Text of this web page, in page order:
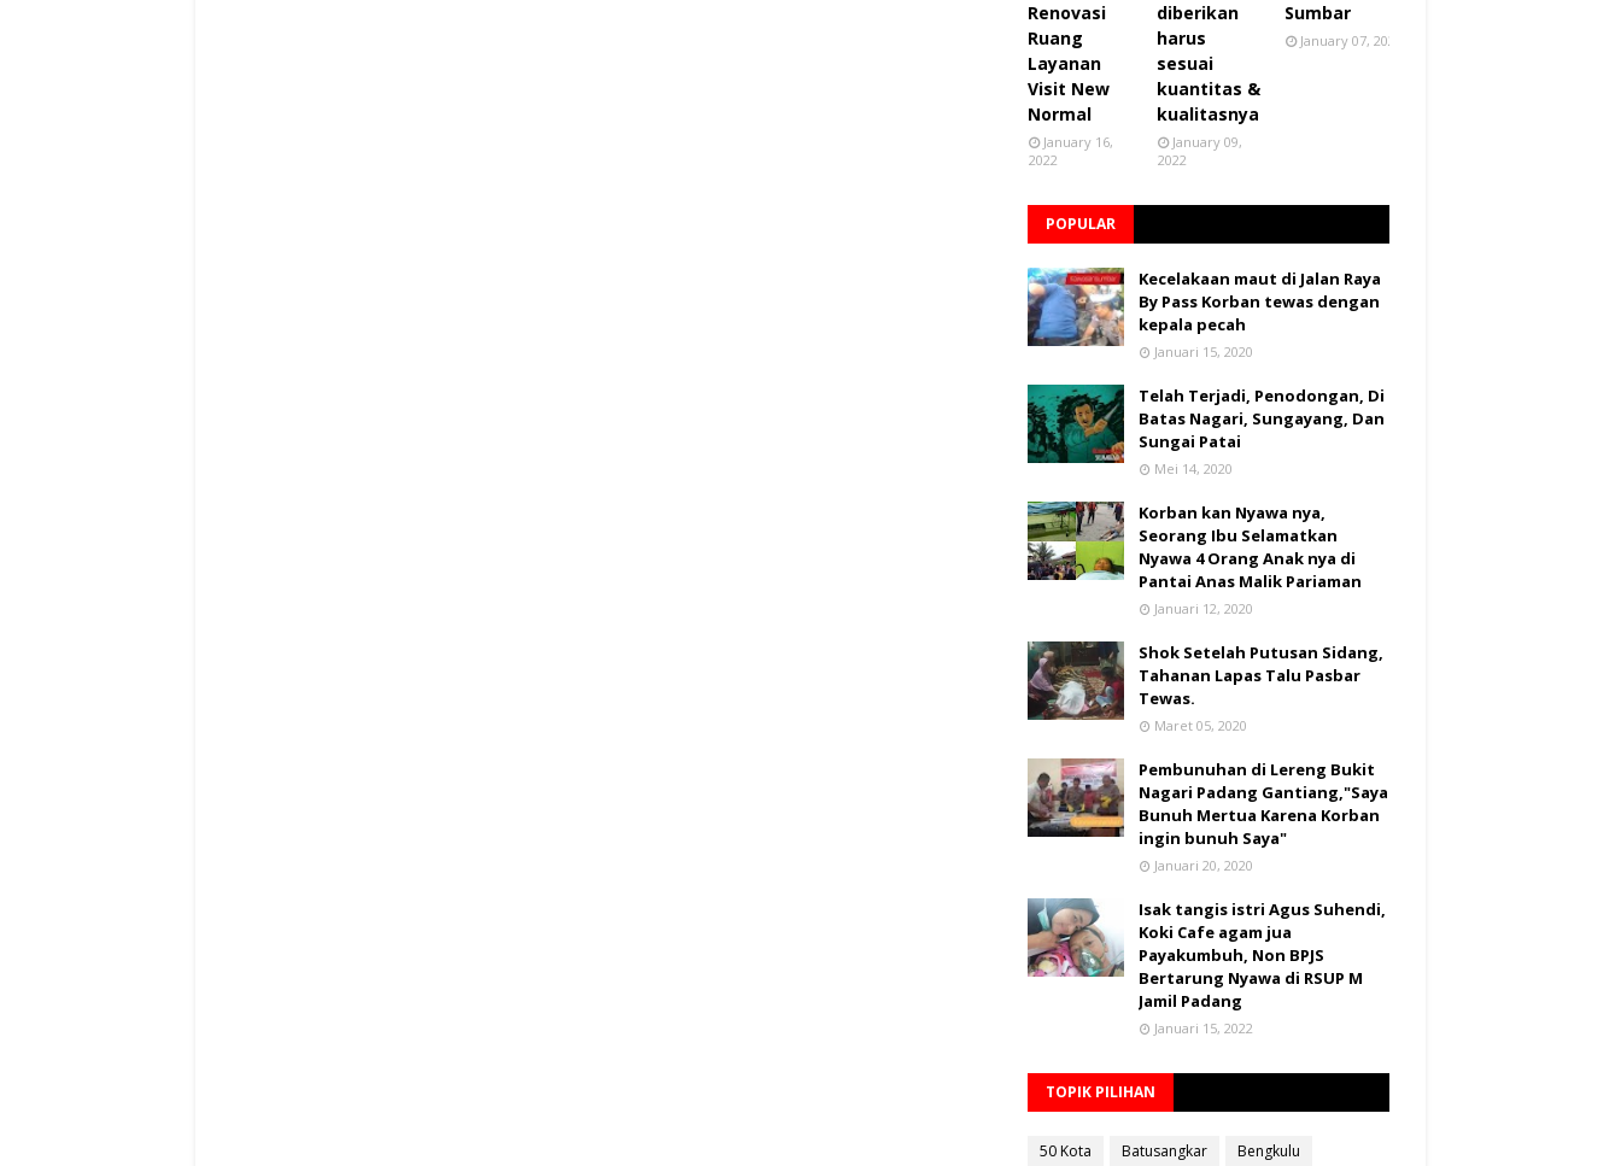
Renovasi
Ruang
Layanan
Visit New
Normal
January 16,
2022
diberikan
harus
sesuai
kuantitas &
kualitasnya
January 09,
2022
Sumbar
January 07, 2022
POPULAR
Kecelakaan maut di Jalan Raya
By Pass Korban tewas dengan
kepala pecah
Januari 15, 2020
Telah Terjadi, Penodongan, Di
Batas Nagari, Sungayang, Dan
Sungai Patai
Mei 14, 2020
Korban kan Nyawa nya,
Seorang Ibu Selamatkan
Nyawa 4 Orang Anak nya di
Pantai Anas Malik Pariaman
Januari 12, 2020
Shok Setelah Putusan Sidang,
Tahanan Lapas Talu Pasbar
Tewas.
Maret 05, 2020
Pembunuhan di Lereng Bukit
Nagari Padang Gantiang,"Saya
Bunuh Mertua Karena Korban
ingin bunuh Saya"
Januari 20, 2020
Isak tangis istri Agus Suhendi,
Koki Cafe agam jua
Payakumbuh, Non BPJS
Bertarung Nyawa di RSUP M
Jamil Padang
Januari 15, 2022
TOPIK PILIHAN
50 Kota Batusangkar Bengkulu